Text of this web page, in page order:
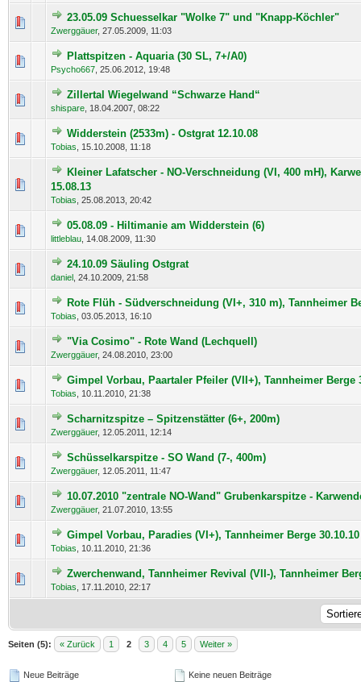
23.05.09 Schuesselkar "Wolke 7" und "Knapp-Köchler"
Zwerggäuer, 27.05.2009, 11:03
0 Bewertung(en) - 0 von 5 durchschnittlich
1 345
Plattspitzen - Aquaria (30 SL, 7+/A0)
Psycho667 25.06.2012, 19:48
0 Bewertung(en) - 0 von 5 durchschnittlich
1 2345
Zillertal Wiegelwand “Schwarze Hand“
shispare 18.04.2007, 08:22
0 Bewertung(en) - 0 von 5 durchschnittlich
2345
Widderstein (2533m) - Ostgrat 12.10.08
Tobias 15.10.2008, 11:18
0 Bewertung(en) - 0 von 5 durchschnittlich
1 2345
Kleiner Lafatscher - NO-Verschneidung (VI, 400 mH),
15.08.13
Tobias 25.08.2013, 20:42
0 Bewertung(en) - 0 von 5 durchschnittlich
05.08.09 - Hiltimanie am Widderstein (6)
littleblau 14.08.2009, 11:30
0 Bewertung(en) - 0 von 5 durchschnittlich
123 45
24.10.09 Säuling Ostgrat
daniel 24.10.2009, 21:58
0 Bewertung(en) - 0 von 5 durchschnittlich
123
Rote Flüh - Südverschneidung (VI+, 310 m), Tannheimer
Tobias 03.05.2013, 16:10
0 Bewertung(en) - 0 von 5 durchschnittlich
12345
"Via Cosimo" - Rote Wand (Lechquell)
Zwerggäuer, 24.08.2010, 23:00
0 Bewertung(en) - 0 von 5 durchschnittlich
12345
Gimpel Vorbau, Paartaler Pfeiler (VII+), Tannheimer Berge
Tobias 10.11.2010, 21:38
0 Bewertung(en) - 0 von 5 durchschnittlich
1234 5
Scharnitzspitze – Spitzenstätter (6+, 200m)
Zwerggäuer, 12.05.2011, 12:14
0 Bewertung(en) - 0 von 5 durchschnittlich
12345
Schüsselkarspitze - SO Wand (7-, 400m)
Zwerggäuer, 12.05.2011, 11:47
0 Bewertung(en) - 0 von 5 durchschnittlich
12 345
10.07.2010 "zentrale NO-Wand" Grubenkarspitze -
Zwerggäuer, 21.07.2010, 13:55
0 Bewertung(en) - 0 von 5 durchschnittlich
12345
Gimpel Vorbau, Paradies (VI+), Tannheimer Berge 30.10.10
Tobias 10.11.2010, 21:36
0 Bewertung(en) - 0 von 5 durchschnittlich
12345
Zwerchenwand, Tannheimer Revival (VII-), Tannheimer
Tobias 17.11.2010, 22:17
0 Bewertung(en) - 0 von 5 durchschnittlich
12345
Seiten (5): « Zurück 1 2 3 4 5 Weiter »
Neue Beiträge Keine neuen Beiträge